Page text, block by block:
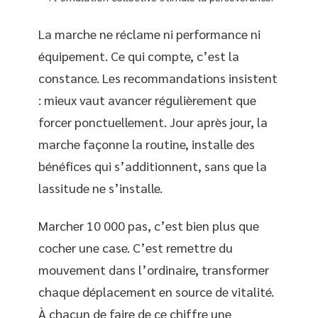
La marche ne réclame ni performance ni
équipement. Ce qui compte, c’est la
constance. Les recommandations insistent
: mieux vaut avancer régulièrement que
forcer ponctuellement. Jour après jour, la
marche façonne la routine, installe des
bénéfices qui s’additionnent, sans que la
lassitude ne s’installe.
Marcher 10 000 pas, c’est bien plus que
cocher une case. C’est remettre du
mouvement dans l’ordinaire, transformer
chaque déplacement en source de vitalité.
À chacun de faire de ce chiffre une